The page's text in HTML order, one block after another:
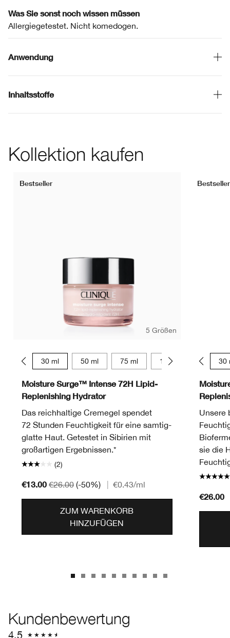
Was Sie sonst noch wissen müssen
Allergiegetestet. Nicht komedogen.
Anwendung
Inhaltsstoffe
Kollektion kaufen
Bestseller
5 Größen
30 ml 50 ml 75 ml 125 ml
Moisture Surge™ Intense 72H Lipid-
Replenishing Hydrator
Das reichhaltige Cremegel spendet
72 Stunden Feuchtigkeit für eine samtig-
glatte Haut. Getestet in Sibirien mit
großartigen Ergebnissen.*
(2)
€13.00 €26.00 (-50%) €0.43/ml
ZUM WARENKORB
HINZUFÜGEN
Bestseller
30
Unsere
sie die
€26.00
Kundenbewertung
4.5